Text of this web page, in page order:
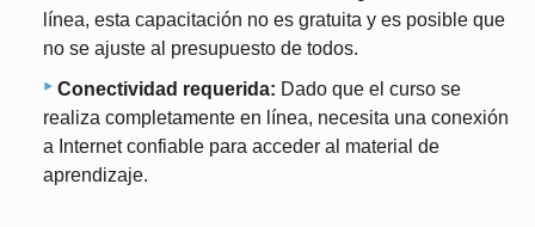
línea, esta capacitación no es gratuita y es posible que
no se ajuste al presupuesto de todos.
Conectividad requerida: Dado que el curso se
realiza completamente en línea, necesita una conexión
a Internet confiable para acceder al material de
aprendizaje.